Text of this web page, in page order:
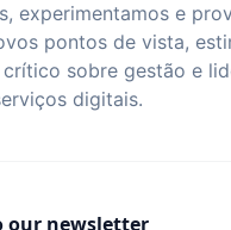
experimentamos e
pontos de vista,
crítico sobre gestão e
digitais.
our newsletter